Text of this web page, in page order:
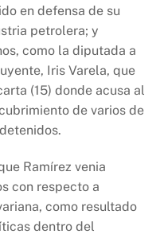
en defensa de su
petrolera; y
como la diputada a
Iris Varela, que
(15) donde acusa al
de varios de
Ramírez venia
con respecto a
como resultado
dentro del